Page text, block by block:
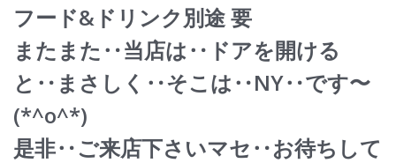
フード&ドリンク別途 要
またまた‥当店は‥ドアを開ける
と‥まさしく‥そこは‥NY‥です〜
(*^o^*)
是非‥ご来店下さいマセ‥お待ちして